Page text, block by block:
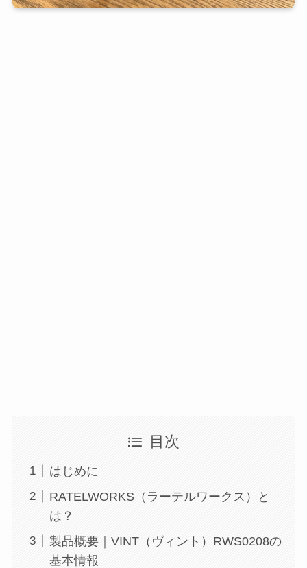
目次
はじめに
RATELWORKS（ラーテルワークス）と
は？
製品概要｜VINT（ヴィント）RWS0208の
基本情報